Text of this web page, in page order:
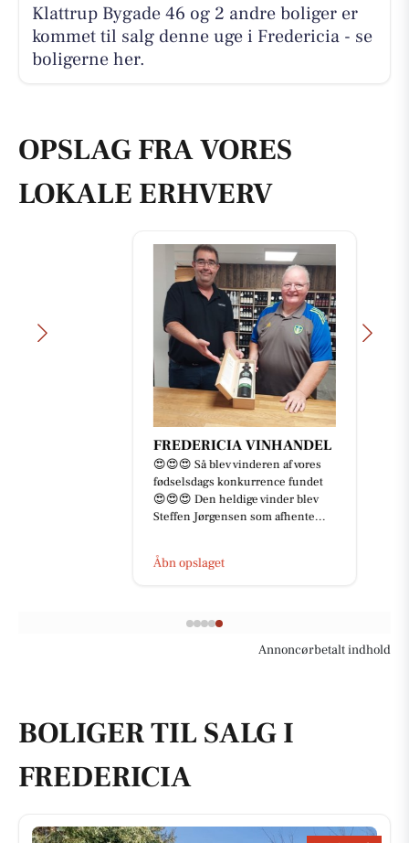
Klattrup Bygade 46 og 2 andre boliger er
kommet til salg denne uge i Fredericia - se
boligerne her.
OPSLAG FRA VORES
LOKALE ERHVERV
FREDERICIA VINHANDEL
😍😍😍 Så blev vinderen af vores
fødselsdags konkurrence fundet
😍😍😍 Den heldige vinder blev
Steffen Jørgensen som afhente...
Åbn opslaget
Annoncørbetalt indhold
BOLIGER TIL SALG I
FREDERICIA